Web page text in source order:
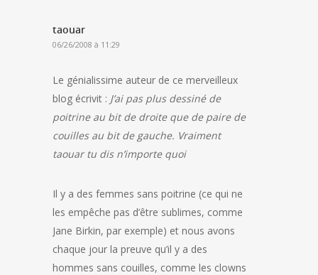
taouar
06/26/2008 à 11:29
Le génialissime auteur de ce merveilleux
blog écrivit : J’ai pas plus dessiné de
poitrine au bit de droite que de paire de
couilles au bit de gauche. Vraiment
taouar tu dis n’importe quoi
Il y a des femmes sans poitrine (ce qui ne
les empêche pas d’être sublimes, comme
Jane Birkin, par exemple) et nous avons
chaque jour la preuve qu’il y a des
hommes sans couilles, comme les clowns